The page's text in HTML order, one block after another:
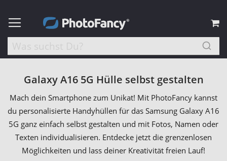
Galaxy A16 5G Hülle selbst gestalten
Mach dein Smartphone zum Unikat! Mit PhotoFancy kannst
du personalisierte Handyhüllen für das Samsung Galaxy A16
5G ganz einfach selbst gestalten und mit Fotos, Namen oder
Texten individualisieren. Entdecke jetzt die grenzenlosen
Möglichkeiten und lass deiner Kreativität freien Lauf!